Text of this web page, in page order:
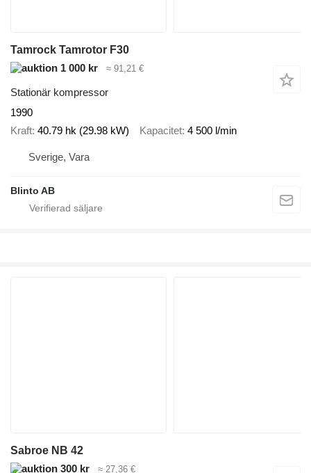
Tamrock Tamrotor F30
1 000 kr
≈ 91,21 €
Stationär kompressor
1990
Kraft 40.79 hk (29.98 kW) Kapacitet 4 500 l/min
Sverige, Vara
Blinto AB
Sabroe NB 42
300 kr
≈ 27,36 €